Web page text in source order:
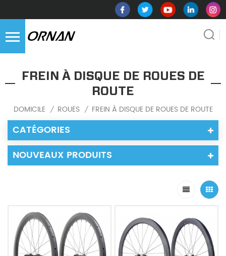
FREIN À DISQUE DE ROUES DE
ROUTE
DOMICILE / ROUES / FREIN À DISQUE DE ROUES DE ROUTE
CATÉGORIES
NOUVEAUX PRODUITS